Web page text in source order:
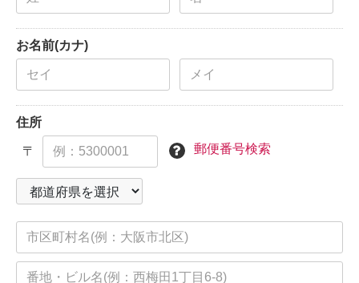
お名前(カナ)
住所
〒 郵便番号検索